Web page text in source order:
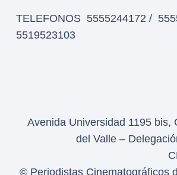
TELEFONOS 5555244172 /
5519523103
Avenida Universidad 1195 bis,
del Valle –
© Periodistas Cinematográficos